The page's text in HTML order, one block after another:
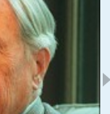
n’auront
par une maturité